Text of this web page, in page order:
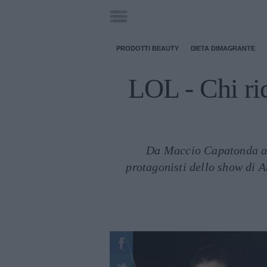
PRODOTTI BEAUTY DIETA DIMAGRANTE
LOL - Chi
Da Maccio Capatonda
protagonisti dello show di